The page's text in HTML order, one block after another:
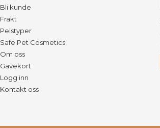
Bli kunde
Frakt
Pelstyper
Safe Pet Cosmetics
Om oss
Gavekort
Logg inn
Kontakt oss